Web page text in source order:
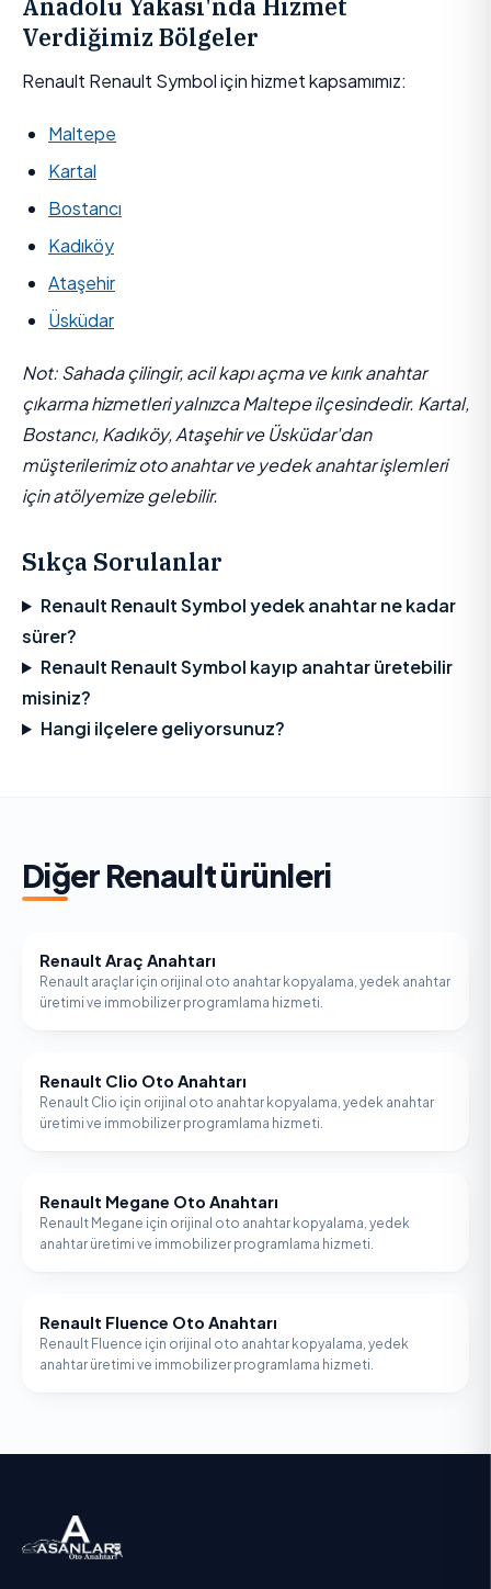
Anadolu Yakası'nda Hizmet
Verdiğimiz Bölgeler
Renault Renault Symbol için hizmet kapsamımız:
Maltepe
Kartal
Bostancı
Kadıköy
Ataşehir
Üsküdar
Not: Sahada çilingir, acil kapı açma ve kırık anahtar
çıkarma hizmetleri yalnızca Maltepe ilçesindedir. Kartal,
Bostancı, Kadıköy, Ataşehir ve Üsküdar'dan
müşterilerimiz oto anahtar ve yedek anahtar işlemleri
için atölyemize gelebilir.
Sıkça Sorulanlar
Renault Renault Symbol yedek anahtar ne kadar
sürer?
Renault Renault Symbol kayıp anahtar üretebilir
misiniz?
Hangi ilçelere geliyorsunuz?
Diğer Renaultürünleri
RENAULT
Renault Araç Anahtarı
Renault araçlar için orijinal oto anahtar kopyalama, yedek anahtar
üretimi ve immobilizer programlama hizmeti.
RENAULT
Renault Clio Oto Anahtarı
Renault Clio için orijinal oto anahtar kopyalama, yedek anahtar
üretimi ve immobilizer programlama hizmeti.
RENAULT
Renault Megane Oto Anahtarı
Renault Megane için orijinal oto anahtar kopyalama, yedek
anahtar üretimi ve immobilizer programlama hizmeti.
RENAULT
Renault Fluence Oto Anahtarı
Renault Fluence için orijinal oto anahtar kopyalama, yedek
anahtar üretimi ve immobilizer programlama hizmeti.